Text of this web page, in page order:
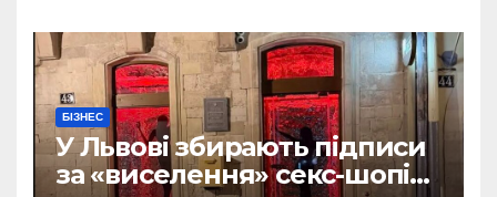
БІЗНЕС
У Львові збирають підписи
за «виселення» секс-шопів